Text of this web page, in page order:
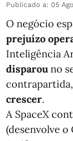
Publicado a: 05
O negócio
prejuízo
Inteligência
disparou no
contrapartida,
crescer.
A SpaceX
(desenvolve